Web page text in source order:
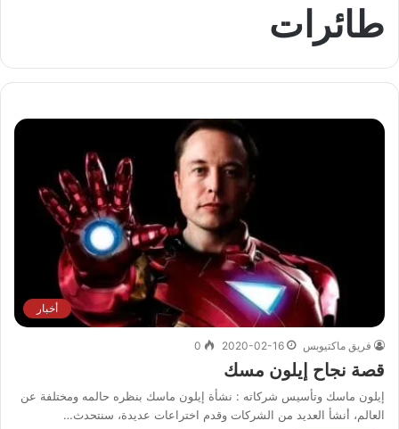
طائرات
أخبار
فريق ماكتيوبس 2020-02-16
0
قصة نجاح إيلون مسك
إيلون ماسك وتأسيس شركاته : نشأة إيلون ماسك بنظره حالمه ومختلفة عن
العالم، أنشأ العديد من الشركات وقدم اختراعات عديدة، سنتحدث…